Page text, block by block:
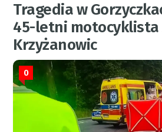
Tragedia w
45-letni motocyklista
Krzyżanowic
0